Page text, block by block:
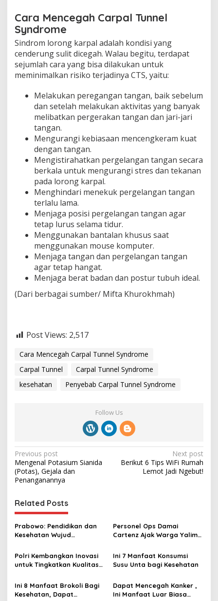
Cara Mencegah Carpal Tunnel
Syndrome
Sindrom lorong karpal adalah kondisi yang
cenderung sulit dicegah. Walau begitu, terdapat
sejumlah cara yang bisa dilakukan untuk
meminimalkan risiko terjadinya CTS, yaitu:
Melakukan peregangan tangan, baik sebelum
dan setelah melakukan aktivitas yang banyak
melibatkan pergerakan tangan dan jari-jari
tangan.
Mengurangi kebiasaan mencengkeram kuat
dengan tangan.
Mengistirahatkan pergelangan tangan secara
berkala untuk mengurangi stres dan tekanan
pada lorong karpal.
Menghindari menekuk pergelangan tangan
terlalu lama.
Menjaga posisi pergelangan tangan agar
tetap lurus selama tidur.
Menggunakan bantalan khusus saat
menggunakan mouse komputer.
Menjaga tangan dan pergelangan tangan
agar tetap hangat.
Menjaga berat badan dan postur tubuh ideal.
(Dari berbagai sumber/ Mifta Khurokhmah)
Post Views: 2,517
Cara Mencegah Carpal Tunnel Syndrome
Carpal Tunnel
Carpal Tunnel Syndrome
kesehatan
Penyebab Carpal Tunnel Syndrome
Follow Us
P
o
s
t
n
a
v
i
g
t
Previous post
Mengenal Potasium Sianida
(Potas), Gejala dan
Penanganannya
Next post
Berikut 6 Tips WiFi Rumah
Lemot Jadi Ngebut!
Related Posts
Prabowo: Pendidikan dan
Kesehatan Wujud
Sebenarnya
Personel Ops Damai
Cartenz Ajak Warga Yalimo
Ciptakan Kedamaian
Polri Kembangkan Inovasi
untuk Tingkatkan Kualitas
Kalsel
Ini 7 Manfaat Konsumsi
Susu Unta bagi Kesehatan ‎
Ini 8 Manfaat Brokoli Bagi
Kesehatan, Dapat
Dapat Mencegah Kanker ,
Ini Manfaat Luar Biasa